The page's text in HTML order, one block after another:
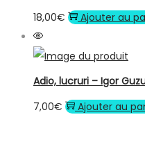
18,00€ Ajouter au
Adio, lucruri – Igor
7,00€ Ajouter au